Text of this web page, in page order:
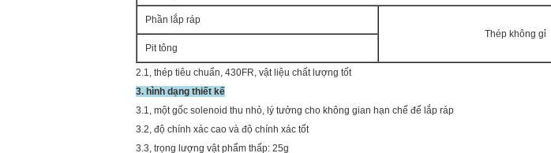
Phần lắp ráp
Thép không gỉ
Pit tông
2.1, thép tiêu chuẩn, 430FR, vật liệu chất lượng tốt
3. hình dạng thiết kế
3.1, một gốc solenoid thu nhỏ, lý tưởng cho không gian hạn chế để lắp ráp
3.2, độ chính xác cao và độ chính xác tốt
3.3, trọng lượng vật phẩm thấp: 25g